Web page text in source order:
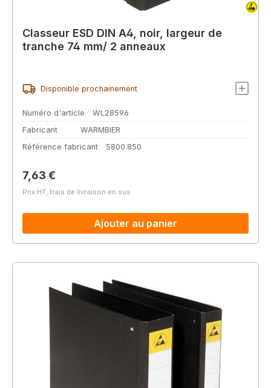
Classeur ESD DIN A4, noir, largeur de
tranche 74 mm/ 2 anneaux
Disponible prochainement
Numéro d'article
WL28596
Fabricant
WARMBIER
Référence fabricant
5800.850
Prix régulier :
7,63 €
Prix HT, frais de livraison en sus
Ajouter au panier